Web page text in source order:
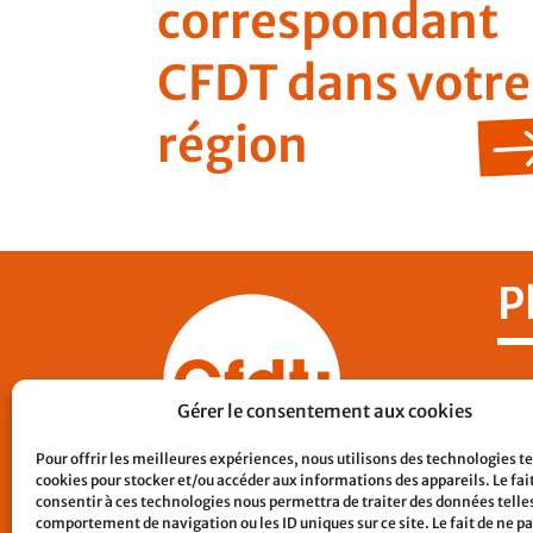
Gérer le consentement aux cookies
Pour offrir les meilleures expériences, nous utilisons des technologies
cookies pour stocker et/ou accéder aux informations des appareils. Le
consentir à ces technologies nous permettra de traiter des données
comportement de navigation ou les ID uniques sur ce site. Le fait de ne
correspondant
CFDT dans votre
région